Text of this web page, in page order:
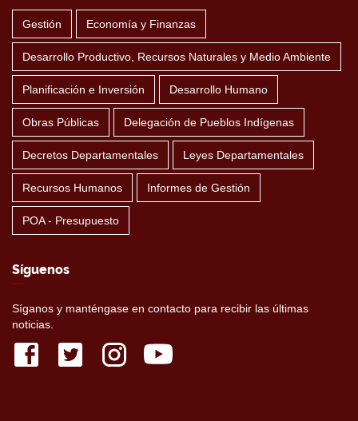
Gestión Economía y Finanzas
Desarrollo Productivo, Recursos Naturales y Medio Ambiente
Planificación e Inversión Desarrollo Humano
Obras Públicas Delegación de Pueblos Indígenas
Decretos Departamentales Leyes Departamentales
Recursos Humanos Informes de Gestión
POA - Presupuesto
Síguenos
Síganos y manténgase en contacto para recibir las últimas
noticias.